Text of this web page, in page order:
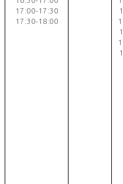
17:00-17:30
17:30-18:00